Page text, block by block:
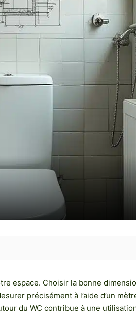
espace. Choisir la bonne
précisément à l’aide d’un
du WC contribue à une